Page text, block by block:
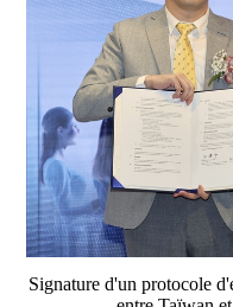
Signature d'un protocole